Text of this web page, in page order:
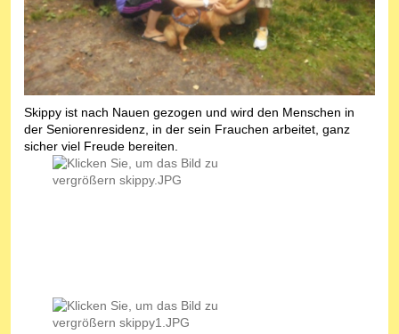
Skippy ist nach Nauen gezogen und wird den Menschen in
der Seniorenresidenz, in der sein Frauchen arbeitet, ganz
sicher viel Freude bereiten.